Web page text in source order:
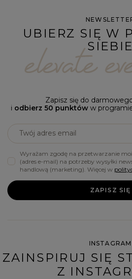
UBIERZ SIĘ W
SIEBIE
Zapisz się do
i odbierz 50 punktóww
Twój adres email
Wyrażam zgodę na przetwarzanie
(adres e-mail) na potrzeby wysyłki
handlową (marketing). Więcej w
ZAPISZ SIĘ
INSTAGRAM
ZAINSPIRUJ SIĘ
Z